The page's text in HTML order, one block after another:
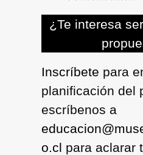
¿Te interesa
Inscríbete para
planificación del
escríbenos a
o.cl para aclarar